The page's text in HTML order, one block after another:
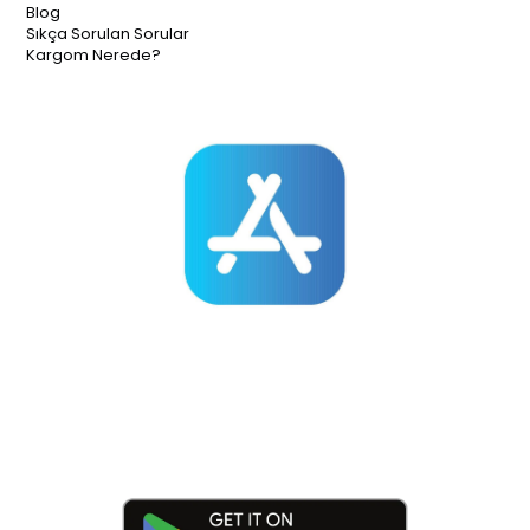
Blog
Sıkça Sorulan Sorular
Kargom Nerede?